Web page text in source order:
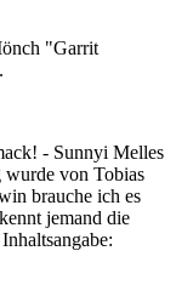
"Garrit
- Sunnyi Melles
wurde von Tobias
brauche ich es
jemand die